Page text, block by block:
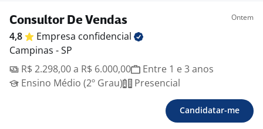
Consultor De Vendas Ontem
4,8 Empresa confidencial
Campinas - SP
R$ 2.298,00 a R$ 6.000,00
Entre 1 e 3 anos
Ensino Médio (2º Grau)
Presencial
Candidatar-me